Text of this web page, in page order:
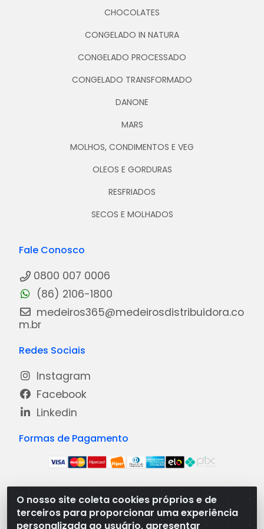
O nosso site coleta cookies próprios e de
terceiros para proporcionar uma experiência
personalizada ao usuário, apresentar
CHOCOLATES
CONGELADO IN NATURA
CONGELADO PROCESSADO
CONGELADO TRANSFORMADO
DANONE
MARS
MOLHOS, CONDIMENTOS E VEG
OLEOS E GORDURAS
RESFRIADOS
SECOS E MOLHADOS
Fale Conosco
0800 007 0006
(86) 2106-1800
medeiros365@medeirosdistribuidora.co
m.br
Redes Sociais
Instagram
Facebook
Linkedin
Formas de Pagamento
Medeiros Distribuidora - Rua Dias Carneiro, 1977 -
Ramal, Bacabal/MA - CEP 65.700-000 - CNPJ